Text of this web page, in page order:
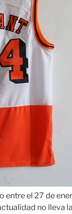
entre el 27 de
no lleva